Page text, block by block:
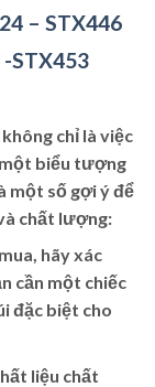
– STX446
STX453
chỉ là việc
biểu tượng
một số gợi ý để
chất lượng:
hãy xác
cần một chiếc
đặc biệt cho
liệu chất